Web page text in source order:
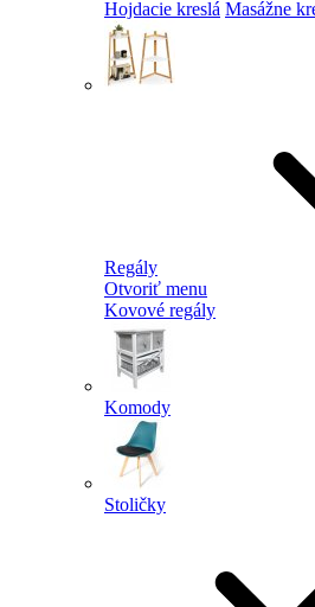
Hojdacie kreslá Masážne
Regály
Otvoriť menu
Kovové regály
Komody
Stoličky